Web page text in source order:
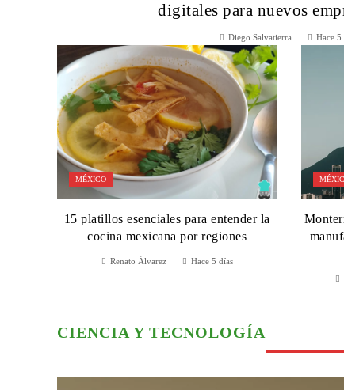
digitales para nuevos
Diego Salvatierra Hace 5
MÉXICO
15 platillos esenciales para entender la
cocina mexicana por regiones
Renato Álvarez Hace 5 días
CIENCIA Y TECNOLOGÍA